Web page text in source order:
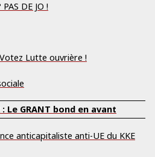
DE JO !
Lutte ouvrière !
Le GRANT bond en avant
anticapitaliste anti-UE du KKE